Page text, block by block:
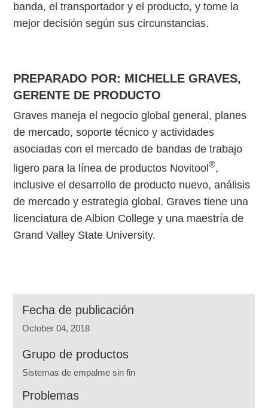
banda, el transportador y el producto, y tome la
mejor decisión según sus circunstancias.
PREPARADO POR: MICHELLE GRAVES,
GERENTE DE PRODUCTO
Graves maneja el negocio global general, planes
de mercado, soporte técnico y actividades
asociadas con el mercado de bandas de trabajo
ligero para la línea de productos Novitool®,
inclusive el desarrollo de producto nuevo, análisis
de mercado y estrategia global. Graves tiene una
licenciatura de Albion College y una maestría de
Grand Valley State University.
Fecha de publicación
October 04, 2018
Grupo de productos
Sistemas de empalme sin fin
Problemas